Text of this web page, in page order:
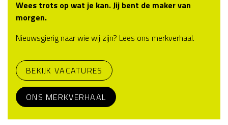
Wees trots op wat je kan. Jij bent de maker van
morgen.
Nieuwsgierig naar wie wij zijn? Lees ons merkverhaal.
BEKIJK VACATURES
ONS MERKVERHAAL